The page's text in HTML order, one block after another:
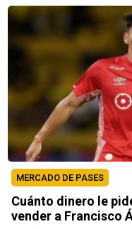
MERCADO DE PASES
Cuánto dinero le
vender a Francisco